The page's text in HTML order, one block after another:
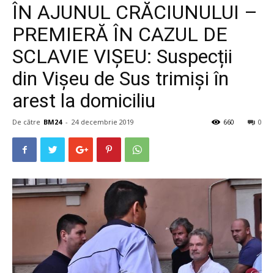
ÎN AJUNUL CRĂCIUNULUI –
PREMIERĂ ÎN CAZUL DE
SCLAVIE VIȘEU: Suspecții
din Vișeu de Sus trimiși în
arest la domiciliu
De către BM24 - 24 decembrie 2019 0
660